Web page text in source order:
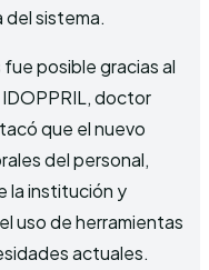
sistema.
posible gracias al
doctor
que el nuevo
del personal,
la institución y
uso de herramientas
actuales.